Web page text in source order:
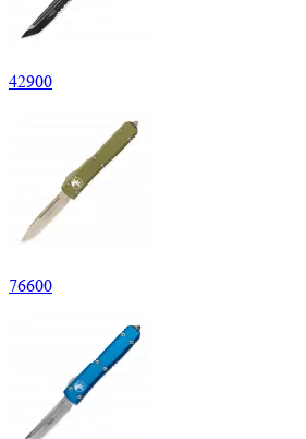
42900
76600